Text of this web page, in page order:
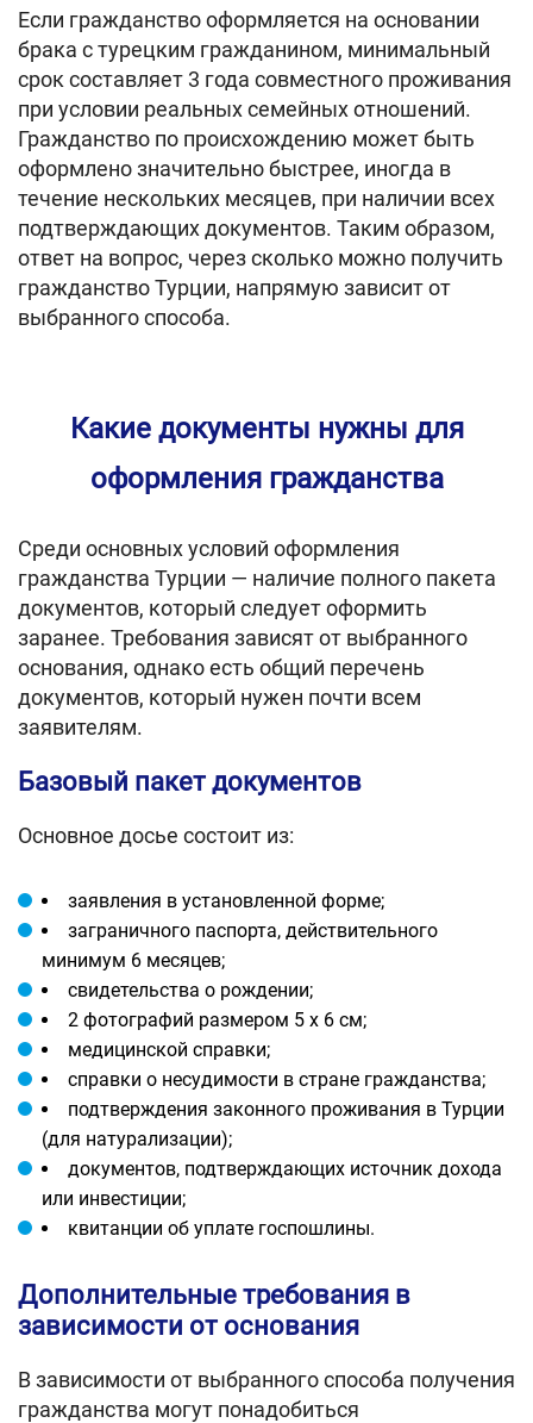
Если гражданство оформляется на основании
брака с турецким гражданином, минимальный
срок составляет 3 года совместного проживания
при условии реальных семейных отношений.
Гражданство по происхождению может быть
оформлено значительно быстрее, иногда в
течение нескольких месяцев, при наличии всех
подтверждающих документов. Таким образом,
ответ на вопрос, через сколько можно получить
гражданство Турции, напрямую зависит от
выбранного способа.
Какие документы нужны для
оформления гражданства
Среди основных условий оформления
гражданства Турции — наличие полного пакета
документов, который следует оформить
заранее. Требования зависят от выбранного
основания, однако есть общий перечень
документов, который нужен почти всем
заявителям.
Базовый пакет документов
Основное досье состоит из:
заявления в установленной форме;
заграничного паспорта, действительного
минимум 6 месяцев;
свидетельства о рождении;
2 фотографий размером 5 х 6 см;
медицинской справки;
справки о несудимости в стране гражданства;
подтверждения законного проживания в Турции
(для натурализации);
документов, подтверждающих источник дохода
или инвестиции;
квитанции об уплате госпошлины.
Дополнительные требования в
зависимости от основания
В зависимости от выбранного способа получения
гражданства могут понадобиться